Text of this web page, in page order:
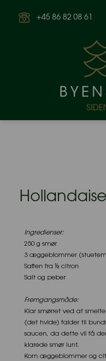
+45 86 82 08 61
Ingredienser:
250 g smør
3 æggeblommer
Saften fra ½ citron
Salt og peber
Fremgangsmåde:
Klar smørret ved at
(det hvide) falder til
saucen, da dette vil få
klarede smør lunt.
Kom æggeblommer og